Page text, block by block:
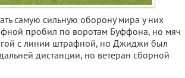
самую сильную оборону мира у них
пробил по воротам Буффона, но мяч
с линии штрафной, но Джиджи был
дистанции, но ветеран сборной